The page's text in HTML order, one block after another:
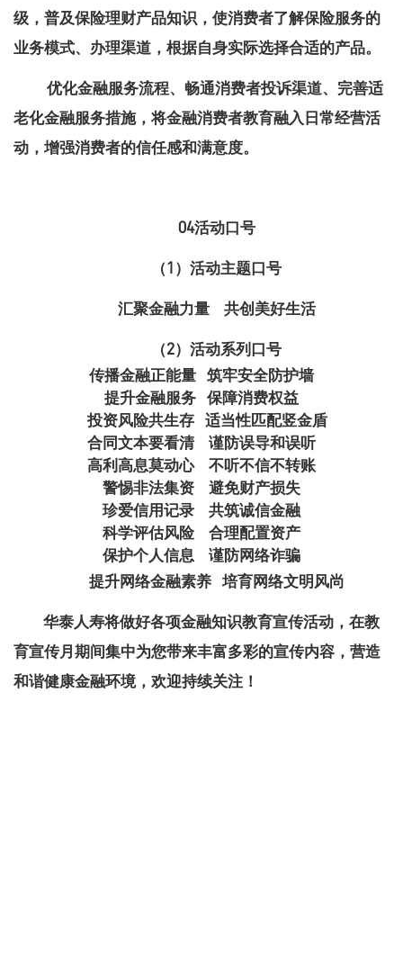
级，普及保险理财产品知识， 使消费者了解保险服务的
业务模式、办理渠道，根据自身实际选择合适的产品。
优化金融服务流程、畅通消费者投诉渠道、完善适
老化金融服务措施，将金融消费者教育融入日常经营活
动，增强消费者的信任感和满意度。
04活动口号
（1）活动主题口号
汇聚金融力量 共创美好生活
（2）活动系列口号
传播金融正能量 筑牢安全防护墙
提升金融服务 保障消费权益
投资风险共生存 适当性匹配竖金盾
合同文本要看清 谨防误导和误听
高利高息莫动心 不听不信不转账
警惕非法集资 避免财产损失
珍爱信用记录 共筑诚信金融
科学评估风险 合理配置资产
保护个人信息 谨防网络诈骗
提升网络金融素养 培育网络文明风尚
华泰人寿将做好各项金融知识教育宣传活动 ，在教
育宣传月期间集中为您带来丰富多彩的宣传内容，营造
和谐健康金融环境， 欢迎持续关注！